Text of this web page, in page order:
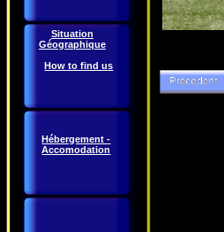
Situation
Géographique
How to find us
Hébergement -
Accomodation